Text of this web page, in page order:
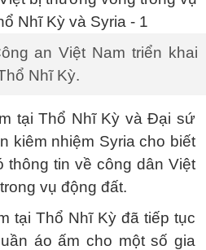
an Việt Nam triển khai
Nhĩ Kỳ.
tại Thổ Nhĩ Kỳ và Đại sứ
kiêm nhiệm Syria cho biết
thông tin về công dân Việt
vụ động đất.
tại Thổ Nhĩ Kỳ đã tiếp tục
áo ấm cho một số gia